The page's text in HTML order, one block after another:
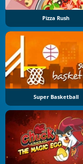
Pizza Rush
Super Basketball